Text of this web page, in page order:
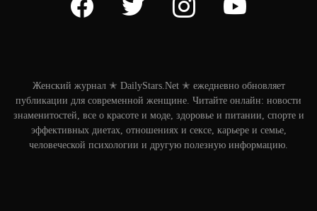
Женский журнал ✭ DailyStars.Net ✭ ежедневно обновляет
публикации для современной женщине. Читайте онлайн: новости
знаменитостей, все о красоте и моде, здоровье и питании, спорте и
эффективных диетах, отношениях и сексе, карьере и семье,
человеческой психологии и другую полезную информацию.